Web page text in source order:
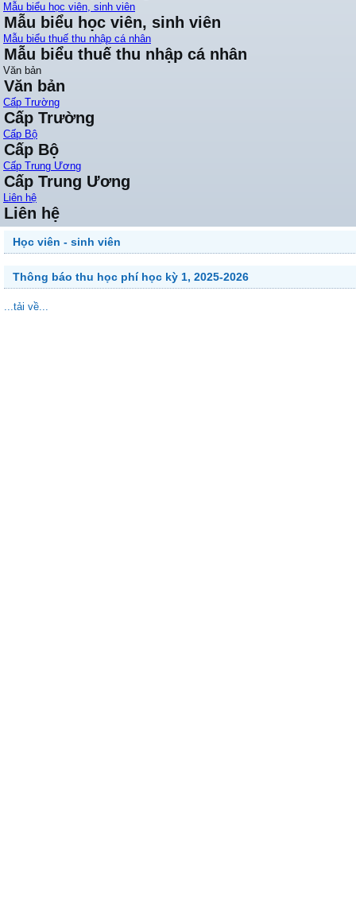
Mẫu biểu học viên, sinh viên
Mẫu biểu học viên, sinh viên
Mẫu biểu thuế thu nhập cá nhân
Mẫu biểu thuế thu nhập cá nhân
Văn bản
Văn bản
Cấp Trường
Cấp Trường
Cấp Bộ
Cấp Bộ
Cấp Trung Ương
Cấp Trung Ương
Liên hệ
Liên hệ
Học viên - sinh viên
Thông báo thu học phí học kỳ 1, 2025-2026
...tải về...